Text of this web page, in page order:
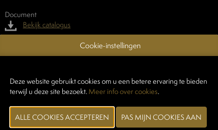
Document
Bekijk catalogus
Cookie-instellingen
Deze website gebruikt cookies om u een betere ervaring te bieden
terwijl u deze site bezoekt.Meer info over cookies.